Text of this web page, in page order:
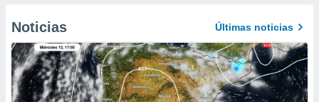
en
en
Noticias Últimas noticias